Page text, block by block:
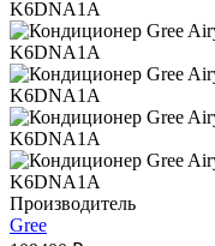
Производитель
Gree